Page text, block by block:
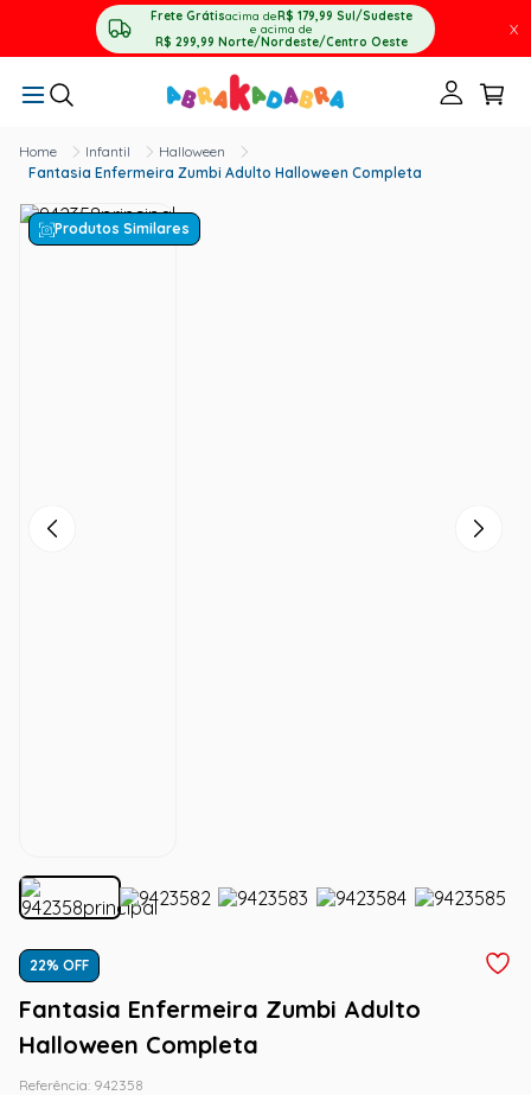
Frete Grátisacima deR$ 179,99 Sul/Sudeste
e acima de
R$ 299,99 Norte/Nordeste/Centro Oeste
X
Infantil
Halloween
Fantasia Enfermeira Zumbi Adulto Halloween Completa
Produtos Similares
22% OFF
Fantasia Enfermeira Zumbi Adulto
Halloween Completa
Referência: 942358